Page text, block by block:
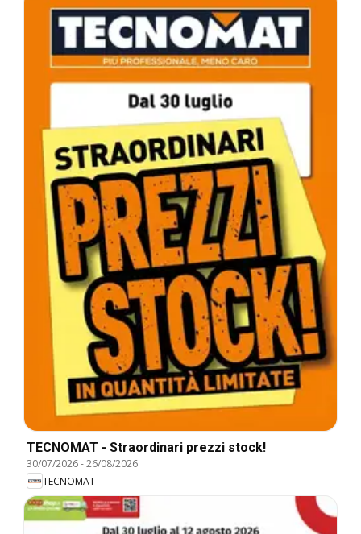
TECNOMAT - Straordinari prezzi stock!
30/07/2026-26/08/2026
TECNOMAT